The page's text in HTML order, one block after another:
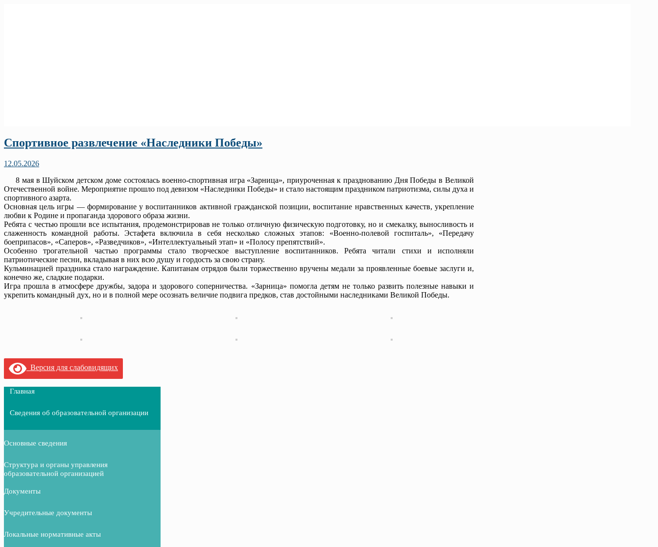
Спортивное развлечение «Наследники Победы»
12.05.2026
8 мая в Шуйском детском доме состоялась военно-спортивная игра «Зарница», приуроченная к празднованию Дня Победы в Великой
Отечественной войне. Мероприятие прошло под девизом «Наследники Победы» и стало настоящим праздником патриотизма, силы духа и
спортивного азарта.
Основная цель игры — формирование у воспитанников активной гражданской позиции, воспитание нравственных качеств, укрепление
любви к Родине и пропаганда здорового образа жизни.
Ребята с честью прошли все испытания, продемонстрировав не только отличную физическую подготовку, но и смекалку, выносливость и
слаженность командной работы. Эстафета включила в себя несколько сложных этапов: «Военно-полевой госпиталь», «Передачу
боеприпасов», «Саперов», «Разведчиков», «Интеллектуальный этап» и «Полосу препятствий».
Особенно трогательной частью программы стало творческое выступление воспитанников. Ребята читали стихи и исполняли
патриотические песни, вкладывая в них всю душу и гордость за свою страну.
Кульминацией праздника стало награждение. Капитанам отрядов были торжественно вручены медали за проявленные боевые заслуги и,
конечно же, сладкие подарки.
Игра прошла в атмосфере дружбы, задора и здорового соперничества. «Зарница» помогла детям не только развить полезные навыки и
укрепить командный дух, но и в полной мере осознать величие подвига предков, став достойными наследниками Великой Победы.
Версия для слабовидящих
Главная
Сведения об образовательной организации
Основные сведения
Структура и органы управления
образовательной организацией
Документы
Учредительные документы
Локальные нормативные акты